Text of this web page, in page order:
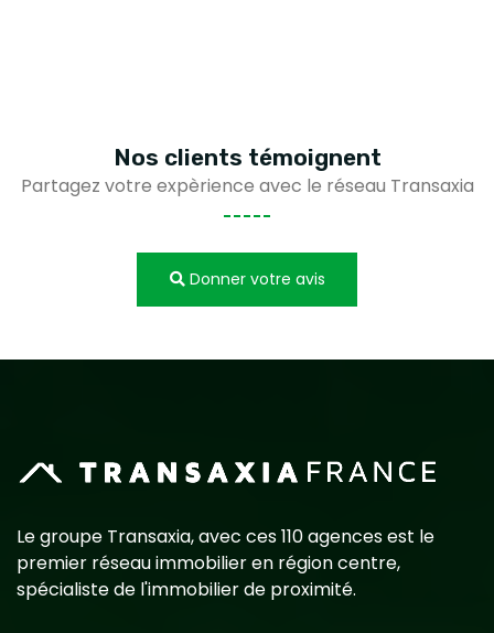
Nos clients témoignent
Partagez votre expèrience avec le réseau Transaxia
Donner votre avis
Le groupe Transaxia, avec ces 110 agences est le
premier réseau immobilier en région centre,
spécialiste de l'immobilier de proximité.